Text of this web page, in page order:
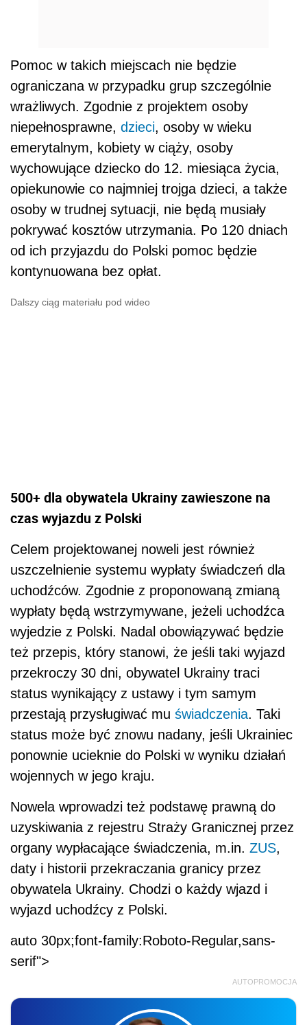
Pomoc w takich miejscach nie będzie
ograniczana w przypadku grup szczególnie
wrażliwych. Zgodnie z projektem osoby
niepełnosprawne, dzieci, osoby w wieku
emerytalnym, kobiety w ciąży, osoby
wychowujące dziecko do 12. miesiąca życia,
opiekunowie co najmniej trojga dzieci, a także
osoby w trudnej sytuacji, nie będą musiały
pokrywać kosztów utrzymania. Po 120 dniach
od ich przyjazdu do Polski pomoc będzie
kontynuowana bez opłat.
Dalszy ciąg materiału pod wideo
500+ dla obywatela Ukrainy zawieszone na
czas wyjazdu z Polski
Celem projektowanej noweli jest również
uszczelnienie systemu wypłaty świadczeń dla
uchodźców. Zgodnie z proponowaną zmianą
wypłaty będą wstrzymywane, jeżeli uchodźca
wyjedzie z Polski. Nadal obowiązywać będzie
też przepis, który stanowi, że jeśli taki wyjazd
przekroczy 30 dni, obywatel Ukrainy traci
status wynikający z ustawy i tym samym
przestają przysługiwać mu świadczenia. Taki
status może być znowu nadany, jeśli Ukrainiec
ponownie ucieknie do Polski w wyniku działań
wojennych w jego kraju.
Nowela wprowadzi też podstawę prawną do
uzyskiwania z rejestru Straży Granicznej przez
organy wypłacające świadczenia, m.in. ZUS,
daty i historii przekraczania granicy przez
obywatela Ukrainy. Chodzi o każdy wjazd i
wyjazd uchodźcy z Polski.
auto 30px;font-family:Roboto-Regular,sans-
serif">
AUTOPROMOCJA